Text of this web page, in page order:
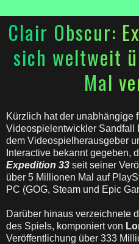
Clair Obscur:
sich weltweit
Mal
Kürzlich hat der unabhängige
Videospielentwickler Sandfall
dem Videospielherausgeber
Interactive bekannt gegeben,
Expedition 33 seit seiner
über 5 Millionen Mal auf
PC (GOG, Steam und Epic
Darüber hinaus verzeichnete
des Spiels, komponiert von
Veröffentlichung über 333